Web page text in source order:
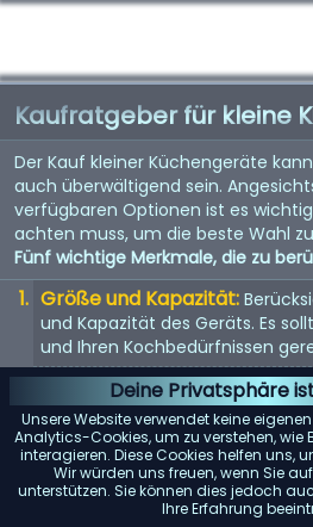
Deine Privatsphäre
Unsere Website verwendet keine
Analytics-Cookies, um zu verstehen, wie
interagieren. Diese Cookies helfen uns,
Wir würden uns freuen, wenn Sie auf
unterstützen. Sie können dies jedoch
Ihre Erfahrung
Kaufratgeber für kleine
Der Kauf kleiner Küchengeräte
auch überwältigend sein.
verfügbaren Optionen ist es
achten muss, um die beste Wahl
Fünf wichtige Merkmale, die zu
Größe und Kapazität:
und Kapazität des Geräts. Es
und Ihren Kochbedürfnissen
Energieeffizienz:
nur Geld bei der
umweltfreundlich.
Benutzerfreundlichkeit:
benutzerfreundlichen
Sie sollten einfach zu bedienen